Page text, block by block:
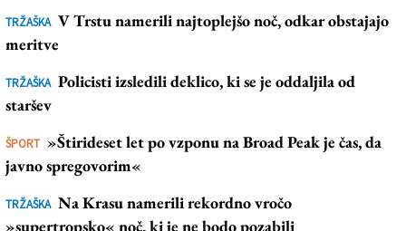
TRŽAŠKA V Trstu namerili najtoplejšo noč, odkar obstajajo
meritve
TRŽAŠKA Policisti izsledili deklico, ki se je oddaljila od
staršev
ŠPORT »Štirideset let po vzponu na Broad Peak je čas, da
javno spregovorim«
TRŽAŠKA Na Krasu namerili rekordno vročo
»supertropsko« noč, ki je ne bodo pozabili